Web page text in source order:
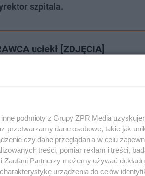
szpitala.
uciekł [ZDJĘCIA]
podmioty z Grupy ZPR Media
przetwarzamy dane osobowe, takie jak
czy dane przeglądania w celu
treści, pomiar reklam i treści,
Zaufani Partnerzy możemy używać
urządzenia do celów